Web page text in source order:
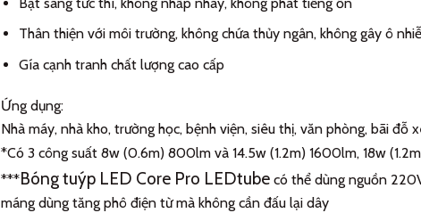
Thân thiện với môi trường, không chứa thủy ngân, không gây ô
Gía cạnh tranh chất lượng cao cấp
Ứng dụng:
Nhà máy, nhà kho, trường học, bệnh viện, siêu thị, văn phòng, bãi đỗ
*Có 3 công suất 8w (0.6m) 800lm và 14.5w (1.2m) 1600lm, 18w
***Bóng tuýp LED Core Pro LEDtubecó thể dùng nguồn
máng dùng tăng phô điện từ mà không cần đấu lại dây